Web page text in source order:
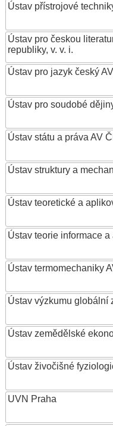
Ústav přístrojové
Ústav pro českou
republiky, v. v. i.
Ústav pro jazyk český
Ústav pro soudobé
Ústav státu a práva AV
Ústav struktury a
Ústav teoretické a
Ústav teorie informace
Ústav termomechaniky
Ústav výzkumu globální
Ústav zemědělské
Ústav živočišné
UVN Praha